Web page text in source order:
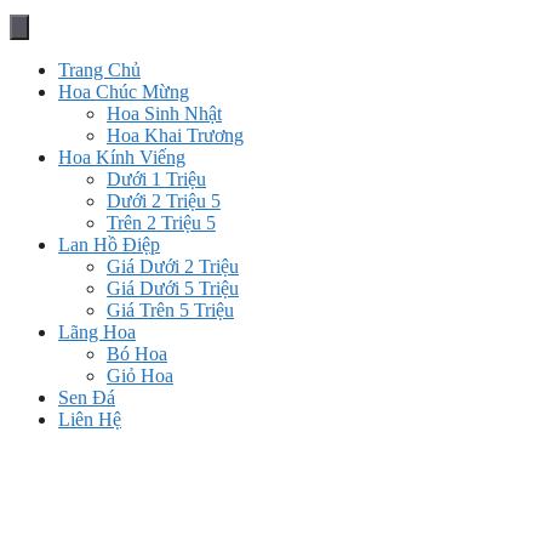
Trang Chủ
Hoa Chúc Mừng
Hoa Sinh Nhật
Hoa Khai Trương
Hoa Kính Viếng
Dưới 1 Triệu
Dưới 2 Triệu 5
Trên 2 Triệu 5
Lan Hồ Điệp
Giá Dưới 2 Triệu
Giá Dưới 5 Triệu
Giá Trên 5 Triệu
Lãng Hoa
Bó Hoa
Giỏ Hoa
Sen Đá
Liên Hệ